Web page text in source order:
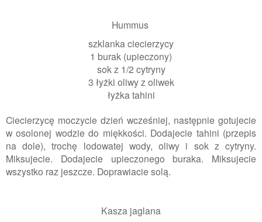
Hummus
szklanka ciecierzycy
1 burak (upieczony)
sok z 1/2 cytryny
3 łyżki oliwy z oliwek
łyżka tahini
Ciecierzycę moczycie dzień wcześniej, następnie gotujecie
w osolonej wodzie do miękkości. Dodajecie tahini (przepis
na dole), trochę lodowatej wody, oliwy i sok z cytryny.
Miksujecie. Dodajecie upieczonego buraka. Miksujecie
wszystko raz jeszcze. Doprawiacie solą.
Kasza jaglana